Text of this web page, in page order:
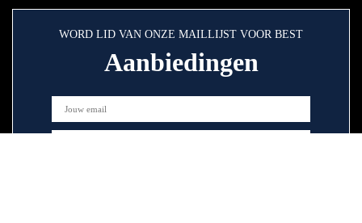
WORD LID VAN ONZE MAILLIJST VOOR BEST
Aanbiedingen